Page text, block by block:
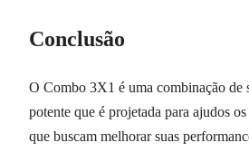
Conclusão
O Combo 3X1 é uma combinação de
potente que é projetada para ajudos
que buscam melhorar suas